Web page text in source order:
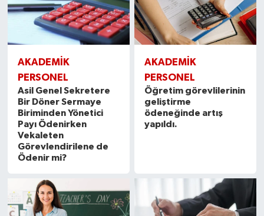
AKADEMİK
PERSONEL
Asil Genel Sekretere
Bir Döner Sermaye
Biriminden Yönetici
Payı Ödenirken
Vekaleten
Görevlendirilene de
Ödenir mi?
AKADEMİK
PERSONEL
Öğretim görevlilerinin
geliştirme
ödeneğinde artış
yapıldı.